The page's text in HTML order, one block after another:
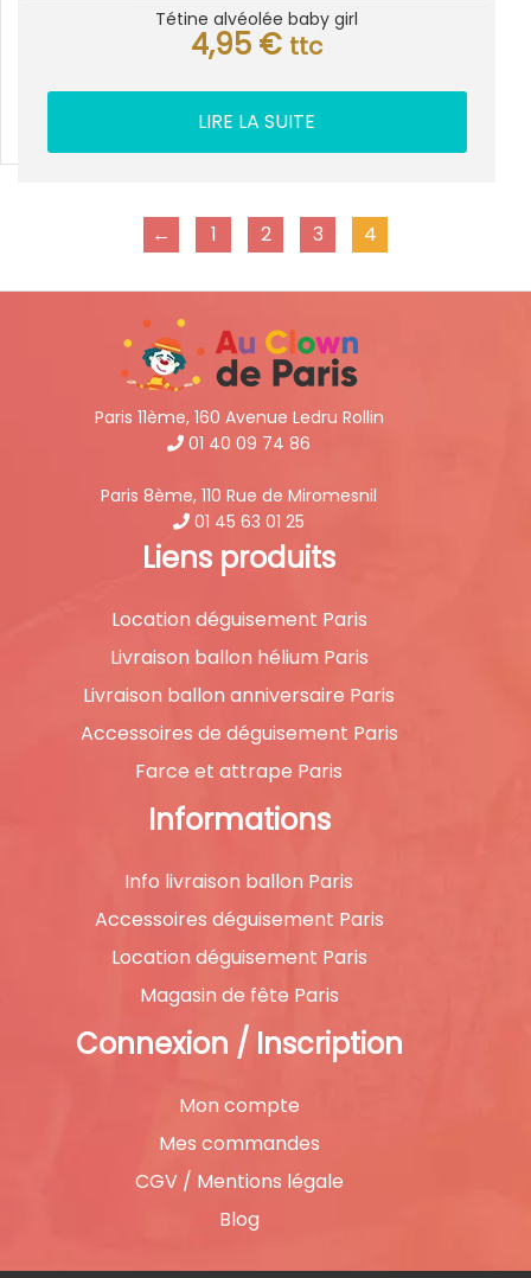
Tétine alvéolée baby girl
4,95 € ttc
LIRE LA SUITE
← 1 2 3 4
Paris 11ème, 160 Avenue Ledru Rollin
01 40 09 74 86
Paris 8ème, 110 Rue de Miromesnil
01 45 63 01 25
Liens produits
Location déguisement Paris
Livraison ballon hélium Paris
Livraison ballon anniversaire Paris
Accessoires de déguisement Paris
Farce et attrape Paris
Informations
Info livraison ballon Paris
Accessoires déguisement Paris
Location déguisement Paris
Magasin de fête Paris
Connexion / Inscription
Mon compte
Mes commandes
CGV / Mentions légale
Blog